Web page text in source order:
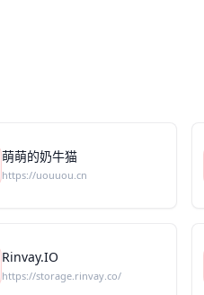
萌萌的奶牛猫
https://uouuou.cn
Rinvay.IO
https://storage.rinvay.co/